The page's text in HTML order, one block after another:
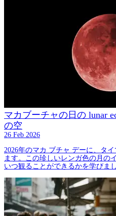
マカブーチャの日の lunar
の空
26 Feb 2026
2026年のマカ ブチャ デーに、タ
ます。この珍しいレンガ色の月の
いつ観ることができるかを学びまし